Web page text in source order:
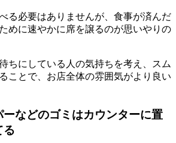
る必要はありませんが、食事が済んだ
めに速やかに席を譲るのが思いやりの
ちにしている人の気持ちを考え、スム
ことで、お店全体の雰囲気がより良い
などのゴミはカウンターに置
る